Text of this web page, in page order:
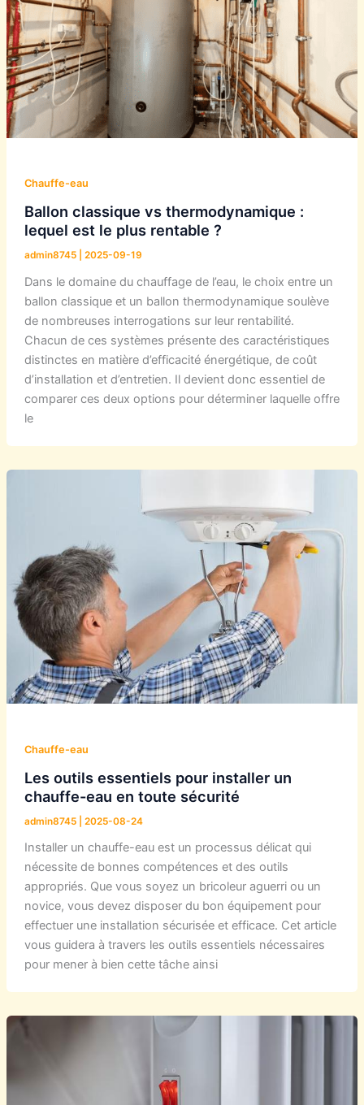
Chauffe-eau
Ballon classique vs thermodynamique :
lequel est le plus rentable ?
admin8745 2025-09-19
Dans le domaine du chauffage de l’eau, le choix entre un
ballon classique et un ballon thermodynamique soulève
de nombreuses interrogations sur leur rentabilité.
Chacun de ces systèmes présente des caractéristiques
distinctes en matière d’efficacité énergétique, de coût
d’installation et d’entretien. Il devient donc essentiel de
comparer ces deux options pour déterminer laquelle offre
le
Chauffe-eau
Les outils essentiels pour installer un
chauffe-eau en toute sécurité
admin8745 2025-08-24
Installer un chauffe-eau est un processus délicat qui
nécessite de bonnes compétences et des outils
appropriés. Que vous soyez un bricoleur aguerri ou un
novice, vous devez disposer du bon équipement pour
effectuer une installation sécurisée et efficace. Cet article
vous guidera à travers les outils essentiels nécessaires
pour mener à bien cette tâche ainsi